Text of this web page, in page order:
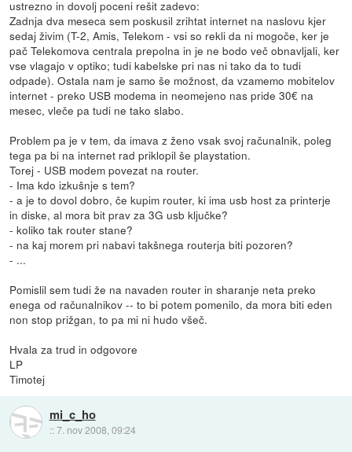
ustrezno in dovolj poceni rešit zadevo:
Zadnja dva meseca sem poskusil zrihtat internet na naslovu kjer
sedaj živim (T-2, Amis, Telekom - vsi so rekli da ni mogoče, ker je
pač Telekomova centrala prepolna in je ne bodo več obnavljali, ker
vse vlagajo v optiko; tudi kabelske pri nas ni tako da to tudi
odpade). Ostala nam je samo še možnost, da vzamemo mobitelov
internet - preko USB modema in neomejeno nas pride 30€ na
mesec, vleče pa tudi ne tako slabo.
Problem pa je v tem, da imava z ženo vsak svoj računalnik, poleg
tega pa bi na internet rad priklopil še playstation.
Torej - USB modem povezat na router.
- Ima kdo izkušnje s tem?
- a je to dovol dobro, če kupim router, ki ima usb host za printerje
in diske, al mora bit prav za 3G usb ključke?
- koliko tak router stane?
- na kaj morem pri nabavi takšnega routerja biti pozoren?
- ...
Pomislil sem tudi že na navaden router in sharanje neta preko
enega od računalnikov -- to bi potem pomenilo, da mora biti eden
non stop prižgan, to pa mi ni hudo všeč.
Hvala za trud in odgovore
LP
Timotej
mi_c_ho
::7. nov 2008, 09:24